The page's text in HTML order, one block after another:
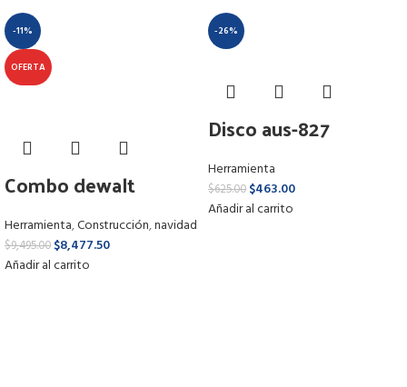
-11%
OFERTA
Combo dewalt
dck287
Herramienta,Construcción,navidad
$9,495.00 $8,477.50
Añadir al carrito
-26%
Disco aus-827
diamante 4″
p/construccion
Herramienta
$625.00 $463.00
Añadir al carrito